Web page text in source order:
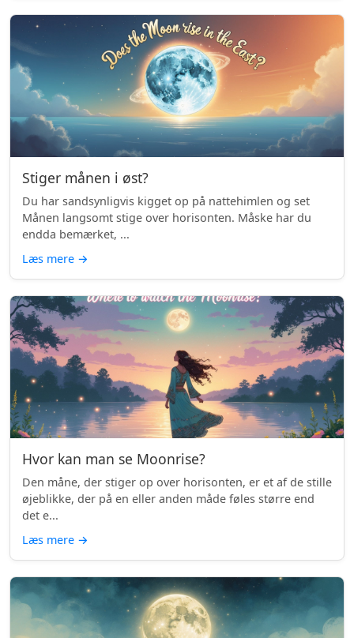
Stiger månen i øst?
Du har sandsynligvis kigget op på nattehimlen og set
Månen langsomt stige over horisonten. Måske har du
endda bemærket, ...
Læs mere →
Hvor kan man se Moonrise?
Den måne, der stiger op over horisonten, er et af de stille
øjeblikke, der på en eller anden måde føles større end
det e...
Læs mere →